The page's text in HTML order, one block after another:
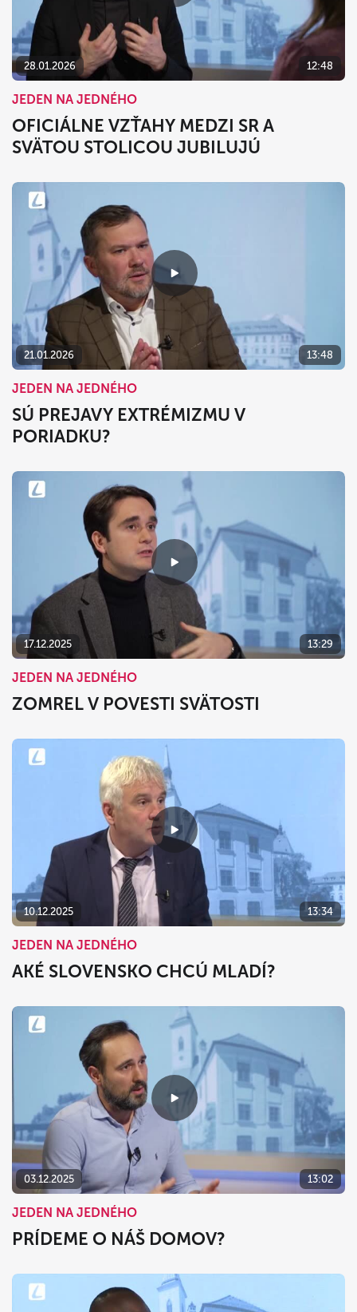
28.01.2026 12:48
JEDEN NA JEDNÉHO
OFICIÁLNE VZŤAHY MEDZI SR A
SVÄTOU STOLICOU JUBILUJÚ
21.01.2026 13:48
JEDEN NA JEDNÉHO
SÚ PREJAVY EXTRÉMIZMU V
PORIADKU?
17.12.2025 13:29
JEDEN NA JEDNÉHO
ZOMREL V POVESTI SVÄTOSTI
10.12.2025 13:34
JEDEN NA JEDNÉHO
AKÉ SLOVENSKO CHCÚ MLADÍ?
03.12.2025 13:02
JEDEN NA JEDNÉHO
PRÍDEME O NÁŠ DOMOV?